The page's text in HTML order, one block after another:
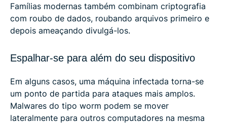
Famílias modernas também combinam criptografia
com roubo de dados, roubando arquivos primeiro e
depois ameaçando divulgá-los.
Espalhar-se para além do seu dispositivo
Em alguns casos, uma máquina infectada torna-se
um ponto de partida para ataques mais amplos.
Malwares do tipo worm podem se mover
lateralmente para outros computadores na mesma